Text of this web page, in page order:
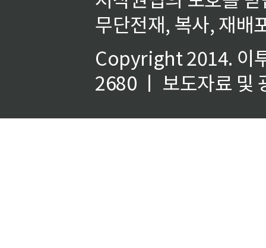
무단전재, 복사, 재배
Copyright 2014. 이
2680 ㅣ 보도자료